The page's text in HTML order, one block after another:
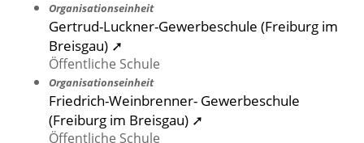
Organisationseinheit
Gertrud-Luckner-Gewerbeschule (Freiburg im
Breisgau) ➚
Öffentliche Schule
Organisationseinheit
Friedrich-Weinbrenner- Gewerbeschule
(Freiburg im Breisgau) ➚
Öffentliche Schule